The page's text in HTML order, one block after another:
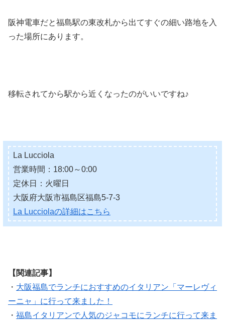
阪神電車だと福島駅の東改札から出てすぐの細い路地を入
った場所にあります。
移転されてから駅から近くなったのがいいですね♪
La Lucciola
営業時間：18:00～0:00
定休日：火曜日
大阪府大阪市福島区福島5-7-3
La Lucciolaの詳細はこちら
【関連記事】
・ 大阪福島でランチにおすすめのイタリアン「マーレヴィ
ーニャ」に行って来ました！
・ 福島イタリアンで人気のジャコモにランチに行って来ま